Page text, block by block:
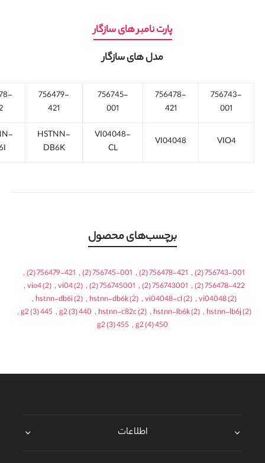
پارت نامبر های سازگار
مدل های سازگار
756743-
001
756478-
421
756745-
001
756479-
421
VIO4
VI04048
VI04048-
CL
HSTNN-
DB6K
برچسب‌های محصول
756743-001
(2)
,
756478-421
(2)
,
756745-001
(2)
,
756479-421
(2)
,
756478-422
(2)
,
756743001
(2)
,
756745001
(2)
,
vi04(2)
,
vio4(2)
,
vi04048(2)
,
vi04048-cl(2)
,
hstnn-db6k(2)
,
hstnn-db6i(2)
,
hstnn-lb6j(2)
,
hstnn-lb6k(2)
,
hstnn-c82c(2)
,
440 g2
(3)
,
445 g2
(3)
,
450 g2
(4)
,
455 g2
(3)
اطلاعات